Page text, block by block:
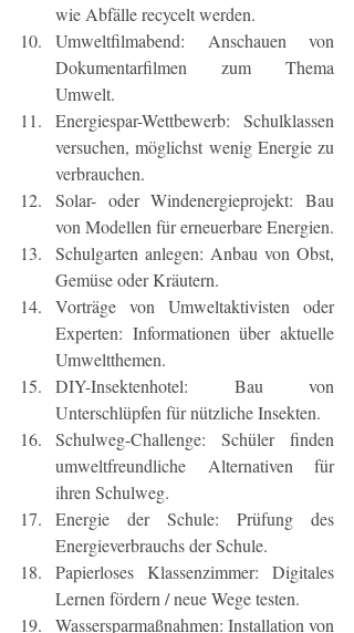
wie Abfälle recycelt werden.
Umweltfilmabend: Anschauen von
Dokumentarfilmen zum Thema
Umwelt.
Energiespar-Wettbewerb: Schulklassen
versuchen, möglichst wenig Energie zu
verbrauchen.
Solar- oder Windenergieprojekt: Bau
von Modellen für erneuerbare Energien.
Schulgarten anlegen: Anbau von Obst,
Gemüse oder Kräutern.
Vorträge von Umweltaktivisten oder
Experten: Informationen über aktuelle
Umweltthemen.
DIY-Insektenhotel: Bau von
Unterschlüpfen für nützliche Insekten.
Schulweg-Challenge: Schüler finden
umweltfreundliche Alternativen für
ihren Schulweg.
Energie der Schule: Prüfung des
Energieverbrauchs der Schule.
Papierloses Klassenzimmer: Digitales
Lernen fördern / neue Wege testen.
Wassersparmaßnahmen: Installation von